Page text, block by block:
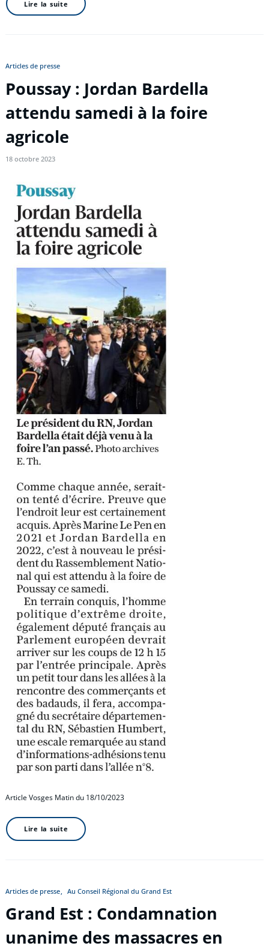
Lire la suite
Articles de presse
Poussay : Jordan Bardella
attendu samedi à la foire
agricole
18 octobre 2023
Article Vosges Matin du 18/10/2023
Lire la suite
Articles de presse Au Conseil Régional du Grand Est
Grand Est : Condamnation
unanime des massacres en